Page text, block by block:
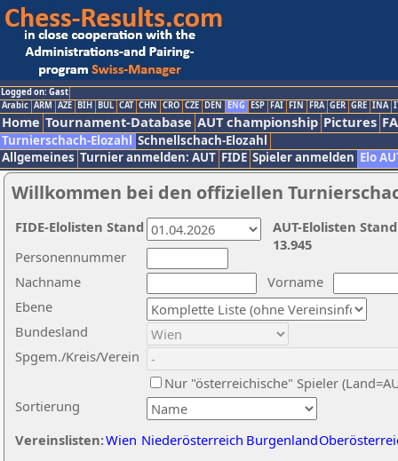
Logged on: Gast
Arabic ARM AZE BIH BUL CAT CHN CRO CZE DEN ENG ESP FAI FIN FRA GER GRE INA
Home Tournament-Database AUT championship Pictures
Turnierschach-Elozahl Schnellschach-Elozahl
Allgemeines Turnier anmelden: AUT FIDE Spieler anmelden Elo
Willkommen bei den offiziellen
Nachname
Vorname
Ebene
Sortierung
Personennummer
Bundesland
Spgem./Kreis/Verein
Nur "österreichische" Spieler
Vereinslisten:Wien Niederösterreich Burgenland
AUT-Elolisten
13.945
FIDE-Elolisten Stand